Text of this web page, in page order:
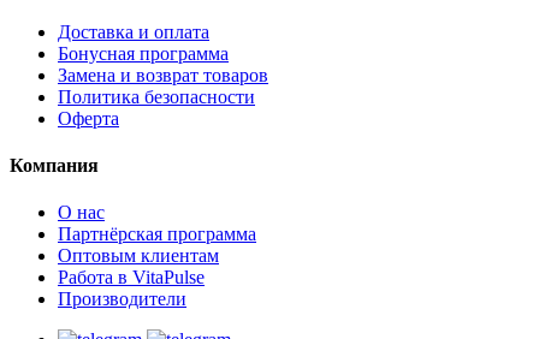
Доставка и оплата
Бонусная программа
Замена и возврат товаров
Политика безопасности
Оферта
Компания
О нас
Партнёрская программа
Оптовым клиентам
Работа в VitaPulse
Производители